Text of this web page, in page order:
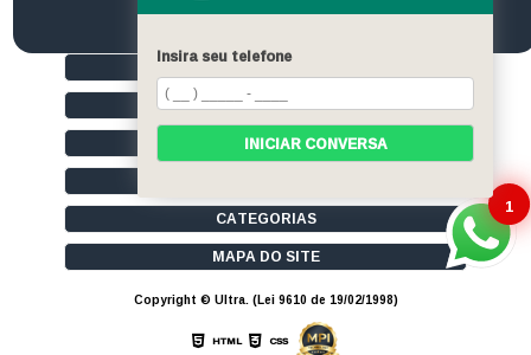
HOME
QUEM SOMOS
SERVIÇOS
CATEGORIAS
MAPA DO SITE
Copyright © Ultra. (Lei 9610 de 19/02/1998)
HTML CSS
1
Insira seu telefone
INICIAR CONVERSA